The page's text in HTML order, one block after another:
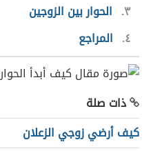
٣
الحوار بين الزوجين
٤
المراجع
ذات صلة
كيف أرضي زوجي الزعلان